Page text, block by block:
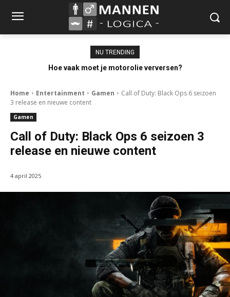
NU TRENDING
Hoe vaak moet je motorolie verversen?
Home Entertainment Gamen
Call of Duty: Black Ops 6 seizoen
3 release en nieuwe content
Gamen
Call of Duty: Black Ops 6 seizoen 3
release en nieuwe content
4 april 2025